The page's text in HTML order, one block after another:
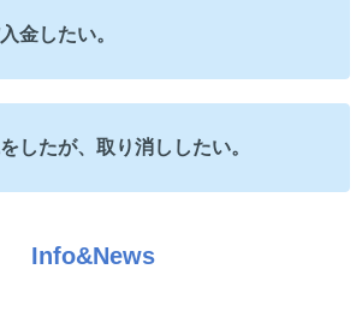
金したい。
したが、取り消ししたい。
Info&News